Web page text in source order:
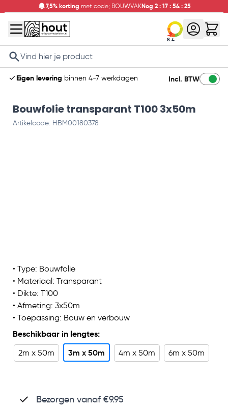
7,5% korting met code; BOUWVAKNog 2 : 17 : 54 : 24
8.4
Search
Eigen levering binnen 4-7 werkdagen Incl. BTW
Bouwfolie transparant T100 3x50m
Artikelcode: HBM00180378
• Type: Bouwfolie
• Materiaal: Transparant
• Dikte: T100
• Afmeting: 3x50m
• Toepassing: Bouw en verbouw
Beschikbaar in lengtes:
2m x 50m 3m x 50m 4m x 50m 6m x 50m
Bezorgen vanaf €9.95